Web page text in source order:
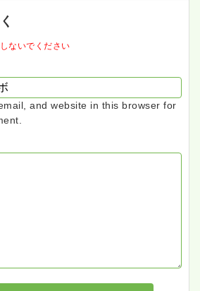
ないでください
and website in this browser for